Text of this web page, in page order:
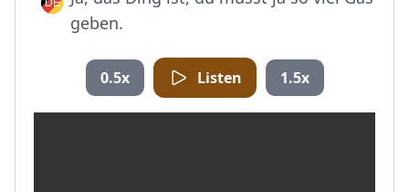
geben.
0.5x Listen 1.5x